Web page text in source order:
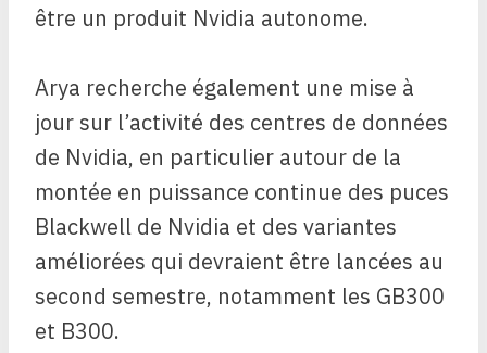
être un produit Nvidia autonome.
Arya recherche également une mise à
jour sur l’activité des centres de données
de Nvidia, en particulier autour de la
montée en puissance continue des puces
Blackwell de Nvidia et des variantes
améliorées qui devraient être lancées au
second semestre, notamment les GB300
et B300.